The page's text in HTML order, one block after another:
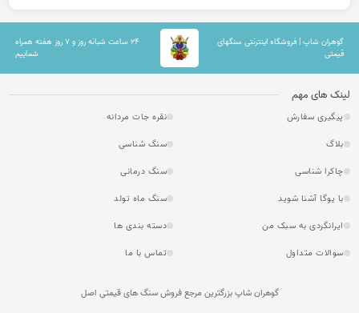
گوهران شاپ | فروشگاه اینترنتی سنگهای
قیمتی
۲۴ ساعت شبانه روز و ۷ روز هفته همراه
شماییم
لینک های مهم
پیگیری سفارش
نقره جات مردانه
بلاگ
سنگ شناسی
چاکرا شناسی
سنگ درمانی
با یوگا آشنا شوید
سنگ ماه تولد
ایرانگردی به سبک من
دسته بندی ها
سوالات متداول
تماس با ما
گوهران شاپ بزرگترین مرجع فروش سنگ های قیمتی اصل